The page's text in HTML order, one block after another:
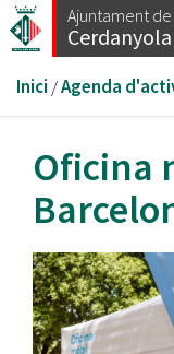
Vés
al
Ajuntament de
Cerdanyola
Esteu
aquí
Inici /Agenda
Oficina